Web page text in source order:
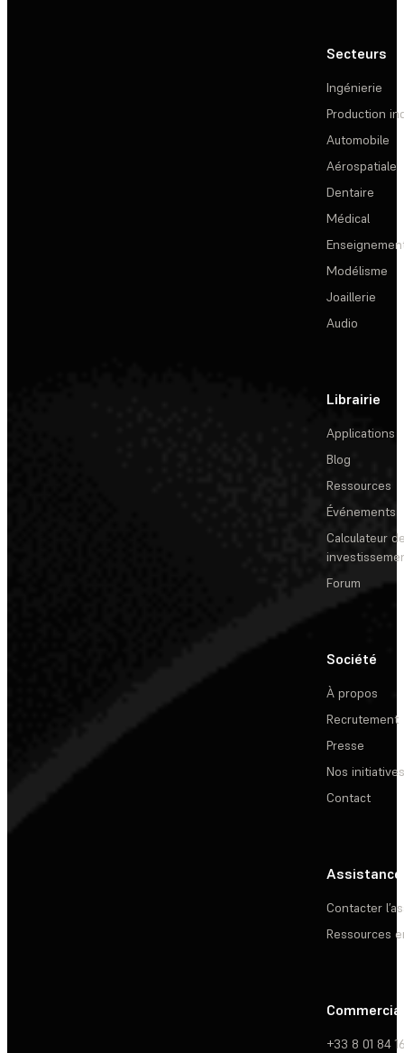
Secteurs
Ingénierie
Production
Automobile
Aérospatiale
Dentaire
Médical
Modélisme
Joaillerie
Audio
Librairie
Applications
Blog
Ressources
Événements
Calculateur
Forum
Société
À propos
Recrutement
Presse
Nos initiatives
Contact
Assistance
Contacter
Ressources
Commercial
+33 8 01 84